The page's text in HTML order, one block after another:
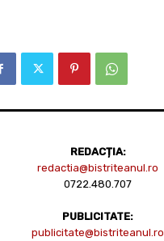
REDACȚIA:
redactia@bistriteanul.ro
0722.480.707
PUBLICITATE:
publicitate@bistriteanul.ro